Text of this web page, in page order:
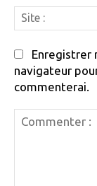
Enregistrer
navigateur
commenterai.